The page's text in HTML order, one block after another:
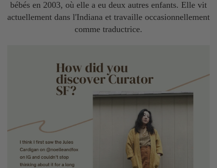
bébés en 2003, où elle a eu deux autres enfants. Elle vit
actuellement dans l'Indiana et travaille occasionnellement
comme traductrice.